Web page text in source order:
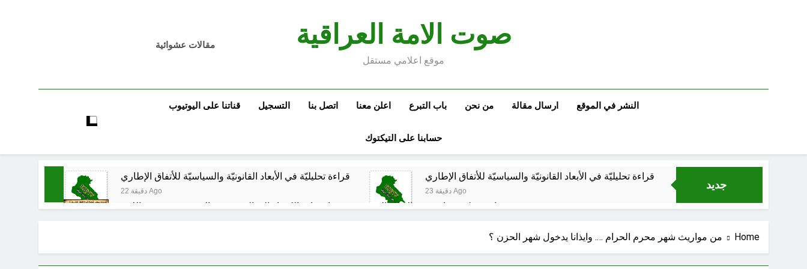
صوت الامة العراقية
موقع اعلامي مستقل
مقالات عشوائية
النشر في الموقع ارسال مقالة من نحن باب التبرع اعلن معنا اتصل بنا التسجيل قناتنا على اليوتيوب
حسابنا على التيكتوك
جديد
قراءة تحليليّة في الأبعاد القانونيّة والسياسيّة للأتفاق الإطاري
22 دقيقة Ago
قراءة تحليليّة في الأبعاد القانونيّة والسياسيّة للأتفاق الإطاري
23 دقيقة Ago
قويدات مجلس قيادة ثورة الإطار التسخيتي, من اصحاب الكساء الى المعصوبين الاثني عشر، حجج اللات
الكاتبان باقر الزبيدي ورياض سعد يحذران من الجولاني (ح 2) (فاذا سجدوا فليكونوا من ورائكم)
Home من مواريث شهر محرم الحرام …. وايذانا يدخول شهر الحزن ؟